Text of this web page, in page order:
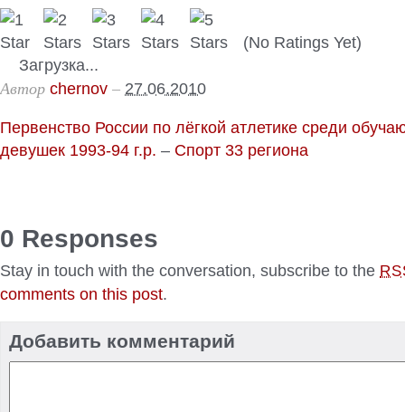
(No Ratings Yet)
Загрузка...
Автор chernov – 27.06.2010
Первенство России по лёгкой атлетике среди
девушек 1993-94 г.р. – Спорт 33 региона
0 Responses
Stay in touch with the conversation, subscribe to the
comments on this post.
Добавить комментарий